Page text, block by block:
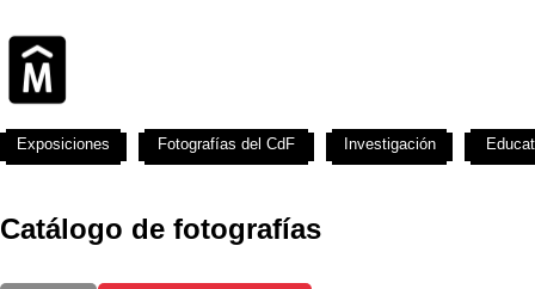
Catálogo de fotografías
Exposiciones Fotografías del CdF Investigación